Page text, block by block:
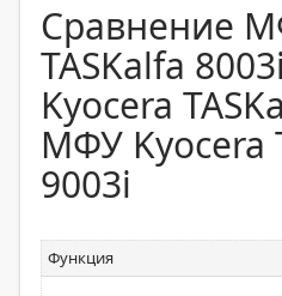
Сравнение
TASKalfa
Kyocera
МФУ Kyocera
9003i
Функция